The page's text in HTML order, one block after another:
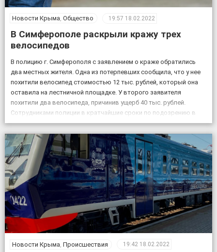
Новости Крыма, Общество 19:57 18.02.2022
В Симферополе раскрыли кражу трех
велосипедов
В полицию г. Симферополя с заявлением о краже обратились
два местных жителя. Одна из потерпевших сообщила, что у нее
похитили велосипед стоимостью 12 тыс. рублей, который она
оставила на лестничной площадке. У второго заявителя
похитили два велосипеда, причинив ущерб 40 тыс. рублей.
Сотрудниками полиции в кратчайшие сроки по подозрению в
совершении данных преступлений задержаны двое […]
Новости Крыма Происшествия 19:42 18.02.2022